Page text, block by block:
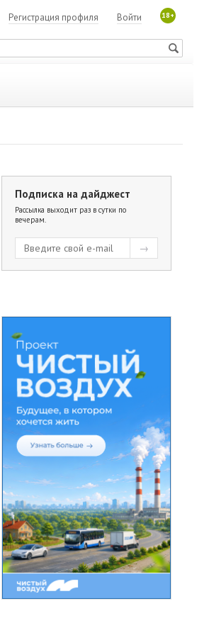
18+
Войти
Регистрация профиля
Подписка на дайджест
Рассылка выходит раз в сутки по
вечерам.